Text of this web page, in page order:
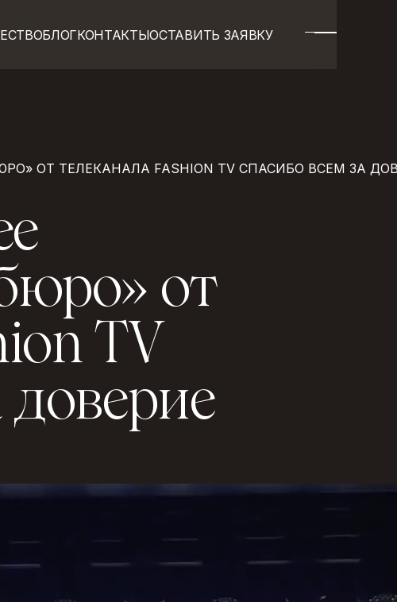
БЛОГКОНТАКТЫОСТАВИТЬ ЗАЯВКУ
ОТ ТЕЛЕКАНАЛА FASHION TV СПАСИБО ВСЕМ ЗА
е
юро» от
ion TV
доверие